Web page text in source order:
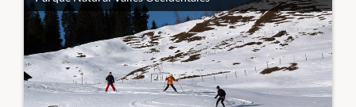
Esqui de Fondo en NavarraTanto si eres esquiador
avanzado como si te estás iniciando una estación para
todos los públicosven al corazón del pirineoy deslizate
por sus más de 40km de pistas
CÓDIGO VIAJE: 002EES